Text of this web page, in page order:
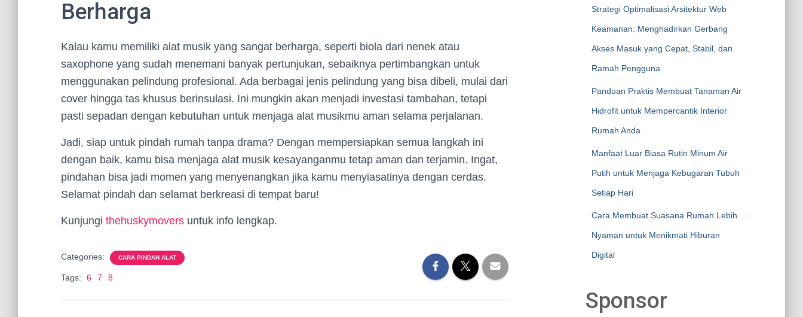
Berharga
Kalau kamu memiliki alat musik yang sangat berharga, seperti biola dari nenek atau
saxophone yang sudah menemani banyak pertunjukan, sebaiknya pertimbangkan untuk
menggunakan pelindung profesional. Ada berbagai jenis pelindung yang bisa dibeli, mulai dari
cover hingga tas khusus berinsulasi. Ini mungkin akan menjadi investasi tambahan, tetapi
pasti sepadan dengan kebutuhan untuk menjaga alat musikmu aman selama perjalanan.
Jadi, siap untuk pindah rumah tanpa drama? Dengan mempersiapkan semua langkah ini
dengan baik, kamu bisa menjaga alat musik kesayanganmu tetap aman dan terjamin. Ingat,
pindahan bisa jadi momen yang menyenangkan jika kamu menyiasatinya dengan cerdas.
Selamat pindah dan selamat berkreasi di tempat baru!
Kunjungi thehuskymovers untuk info lengkap.
Categories: CARA PINDAH ALAT
Tags: 6 7 8
Strategi Optimalisasi Arsitektur Web
Keamanan: Menghadirkan Gerbang
Akses Masuk yang Cepat, Stabil, dan
Ramah Pengguna
Panduan Praktis Membuat Tanaman Air
Hidrofit untuk Mempercantik Interior
Rumah Anda
Manfaat Luar Biasa Rutin Minum Air
Putih untuk Menjaga Kebugaran Tubuh
Setiap Hari
Cara Membuat Suasana Rumah Lebih
Nyaman untuk Menikmati Hiburan
Digital
Sponsor